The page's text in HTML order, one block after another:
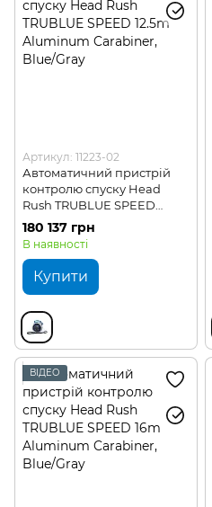
Артикул: 11223-02
Автоматичний пристрій
контролю спуску Head
Rush TRUBLUE SPEED
12.5m Aluminum Carabiner
180 137 грн
В наявності
Купити
ВІДЕО